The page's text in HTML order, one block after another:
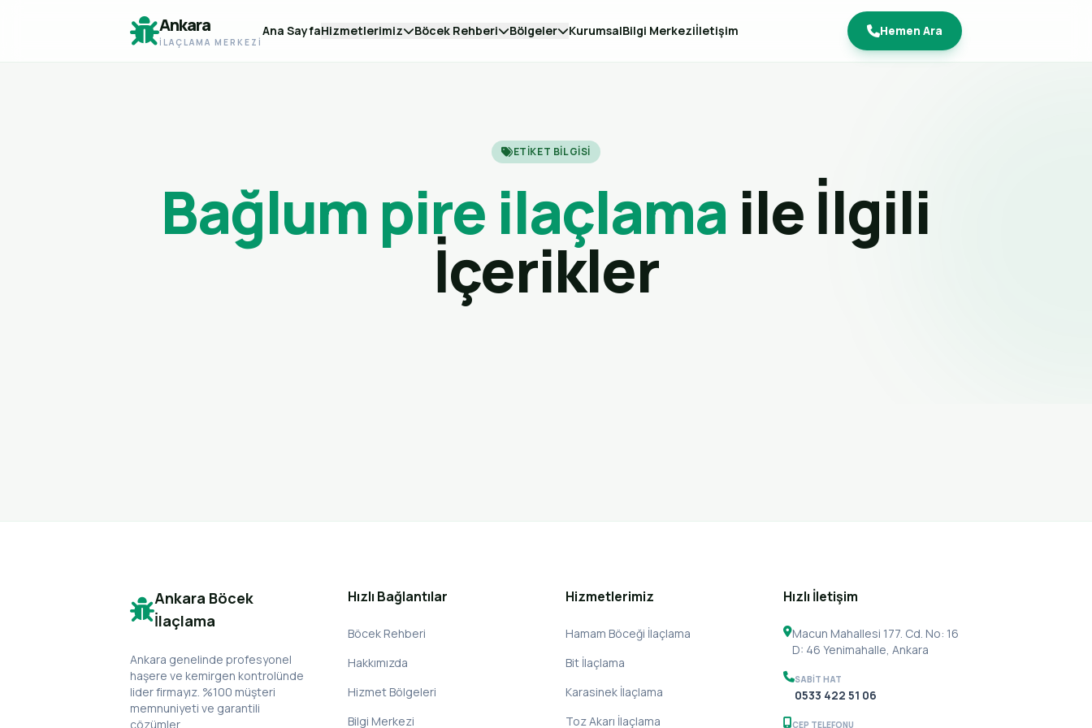
Ankara
İLAÇLAMA MERKEZI
Ana SayfaHizmetlerimiz Böcek Rehberi Bölgeler KurumsalBilgi Merkeziİletişim Hemen Ara
ETIKET BILGISI
Bağlum pire ilaçlama ile İlgili
İçerikler
Ankara Böcek
İlaçlama
Ankara genelinde profesyonel
haşere ve kemirgen kontrolünde
lider firmayız. %100 müşteri
memnuniyeti ve garantili
çözümler.
Hızlı Bağlantılar
Böcek Rehberi
Hakkımızda
Hizmet Bölgeleri
Bilgi Merkezi
Hizmetlerimiz
Hamam Böceği İlaçlama
Bit İlaçlama
Karasinek İlaçlama
Toz Akarı İlaçlama
Hızlı İletişim
Macun Mahallesi 177. Cd. No: 16
D: 46 Yenimahalle, Ankara
SABIT HAT
0533 422 51 06
CEP TELEFONU